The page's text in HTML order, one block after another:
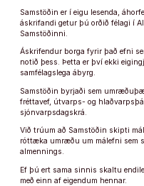
Samstöðin er í eigu lesenda,
áskrifandi getur þú orðið félagi í
Samstöðinni.
Áskrifendur borga fyrir það efni
notið þess. Þetta er því ekki
samfélagslega ábyrg.
Samstöðin byrjaði sem
fréttavef, útvarps- og
sjónvarpsdagskrá.
Við trúum að Samstöðin skipti
róttæka umræðu um málefni sem
almennings.
Ef þú ert sama sinnis skaltu
með einn af eigendum hennar.